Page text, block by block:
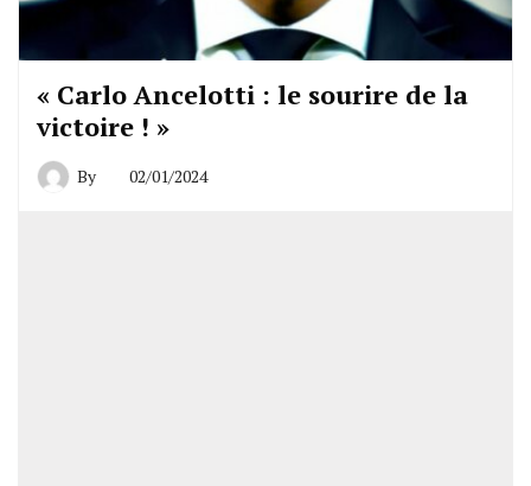
« Carlo Ancelotti : le sourire de la
victoire ! »
By 02/01/2024